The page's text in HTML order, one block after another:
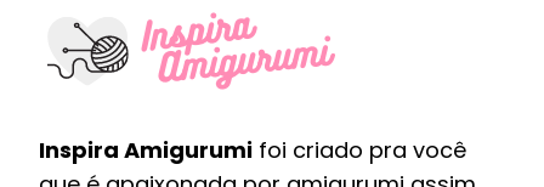
Inspira Amigurumi foi criado pra você